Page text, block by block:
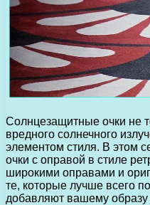
Солнцезащитные очки не
вредного солнечного
элементом стиля. В этом
очки с оправой в стиле
широкими оправами и
те, которые лучше всего
добавляют вашему образу